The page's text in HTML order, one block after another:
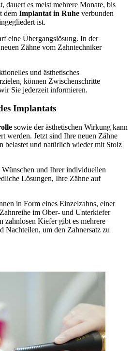
dauert es meist mehrere Monate, bis
dem Implantat in Ruhe verbunden
ist.
eine Übergangslösung. In der
Zähne vom Zahntechniker
und ästhetisches
können Zwischenschritte
Sie jederzeit informieren.
Implantats
sowie der ästhetischen Wirkung kann
werden. Jetzt sind Ihre neuen Zähne
belastet und natürlich wieder mit Stolz
und Ihrer individuellen
Lösungen, Ihre Zähne auf
in Form eines Einzelzahns, einer
im Ober- und Unterkiefer
zahnlosen Kiefer gibt es mehrere
Nachteilen, um den Zahnersatz zu